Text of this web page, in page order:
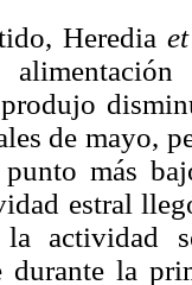
Heredia
de mayo,
más
estral
la actividad
durante la